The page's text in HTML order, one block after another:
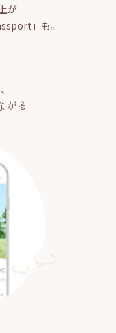
が
」も。
がる